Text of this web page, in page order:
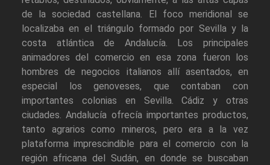
de la sociedad castellana. El foco meridional se
localizaba en el triángulo formado por Sevilla y la
costa atlántica de Andalucía. Los principales
animadores del comercio en esa zona fueron los
hombres de negocios italianos allí asentados, en
especial los genoveses, que contaban con
importantes colonias en Sevilla. Cádiz y otras
ciudades. Andalucía ofrecía importantes productos,
tanto agrarios como mineros, pero era a la vez
plataforma imprescindible para el comercio con la
región africana del Sudán, en donde se buscaban